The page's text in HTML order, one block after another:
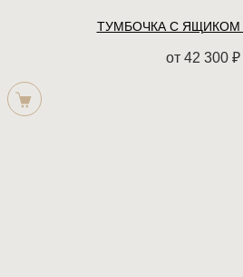
ТУМБОЧКА С ЯЩИКОМ
от 42 300 ₽